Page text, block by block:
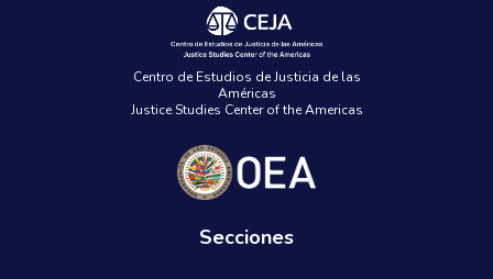
Centro de Estudios de Justicia de las
Américas
Justice Studies Center of the Americas
Secciones